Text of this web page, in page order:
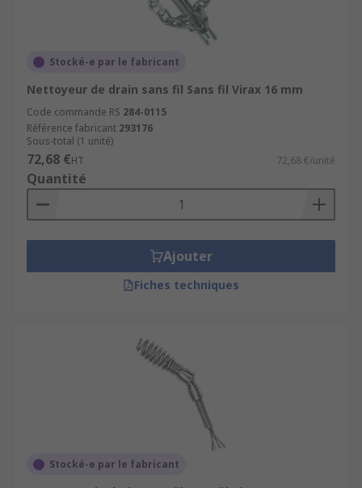
Stocké-e par le fabricant
Nettoyeur de drain sans fil Sans fil Virax 16 mm
Code commande RS 284-0115
Référence fabricant 293176
Sous-total (1 unité)
72,68 €HT 72,68 €/unité
Quantité
Ajouter
Fiches techniques
Stocké-e par le fabricant